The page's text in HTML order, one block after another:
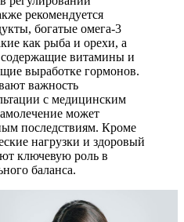
рекомендуется
богатые омега-3
как рыба и орехи, а
витамины и
выработке гормонов.
важность
с медицинским
может
последствиям. Кроме
нагрузки и здоровый
ключевую роль в
баланса.